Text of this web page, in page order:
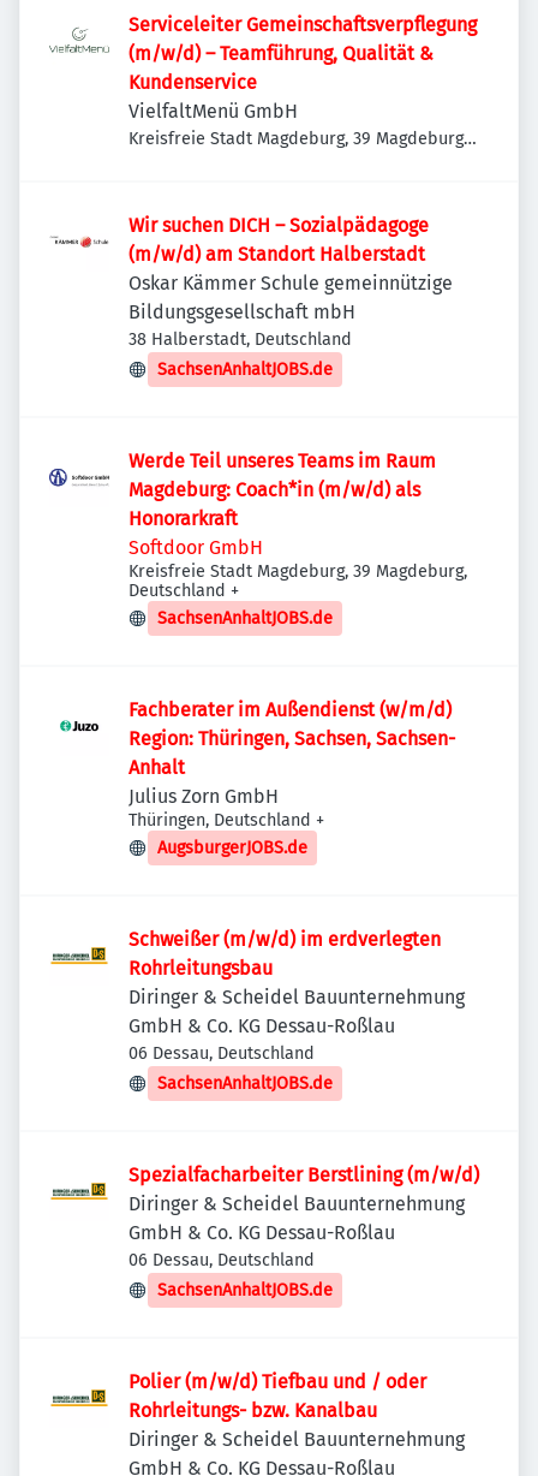
Serviceleiter Gemeinschaftsverpflegung
(m/w/d) – Teamführung, Qualität &
Kundenservice
VielfaltMenü GmbH
Kreisfreie Stadt Magdeburg, 39 Magdeburg,
Wir suchen DICH – Sozialpädagoge
(m/w/d) am Standort Halberstadt
Oskar Kämmer Schule gemeinnützige
Bildungsgesellschaft mbH
38 Halberstadt, Deutschland
SachsenAnhaltJOBS.de
Werde Teil unseres Teams im Raum
Magdeburg: Coach*in (m/w/d) als
Honorarkraft
Softdoor GmbH
Kreisfreie Stadt Magdeburg, 39 Magdeburg,
Deutschland +
SachsenAnhaltJOBS.de
Fachberater im Außendienst (w/m/d)
Region: Thüringen, Sachsen, Sachsen-
Anhalt
Julius Zorn GmbH
Thüringen, Deutschland +
AugsburgerJOBS.de
Schweißer (m/w/d) im erdverlegten
Rohrleitungsbau
Diringer & Scheidel Bauunternehmung
GmbH & Co. KG Dessau-Roßlau
06 Dessau, Deutschland
SachsenAnhaltJOBS.de
Spezialfacharbeiter Berstlining (m/w/d)
Diringer & Scheidel Bauunternehmung
GmbH & Co. KG Dessau-Roßlau
06 Dessau, Deutschland
SachsenAnhaltJOBS.de
Polier (m/w/d) Tiefbau und / oder
Rohrleitungs- bzw. Kanalbau
Diringer & Scheidel Bauunternehmung
GmbH & Co. KG Dessau-Roßlau